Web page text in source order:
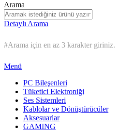
Arama
Detaylı Arama
#Arama için en az 3 karakter giriniz.
Menü
PC Bileşenleri
Tüketici Elektroniği
Ses Sistemleri
Kablolar ve Dönüştürücüler
Aksesuarlar
GAMING